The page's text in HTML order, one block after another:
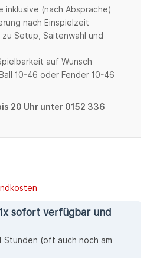
inklusive (nach Absprache)
nach Einspielzeit
Setup, Saitenwahl und
auf Wunsch
10-46 oder Fender 10-46
20 Uhr unter 0152 336
sofort verfügbar und
Stunden (oft auch noch am